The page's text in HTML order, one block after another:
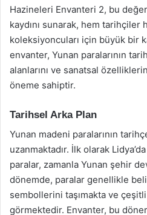
Hazineleri Envanteri 2, bu
kaydını sunarak, hem tarihçiler
koleksiyoncuları için büyük bir
envanter, Yunan paralarının
alanlarını ve sanatsal
öneme sahiptir.
Tarihsel Arka Plan
Yunan madeni paralarının
uzanmaktadır. İlk olarak
paralar, zamanla Yunan şehir
dönemde, paralar genellikle
sembollerini taşımakta ve
görmektedir. Envanter, bu